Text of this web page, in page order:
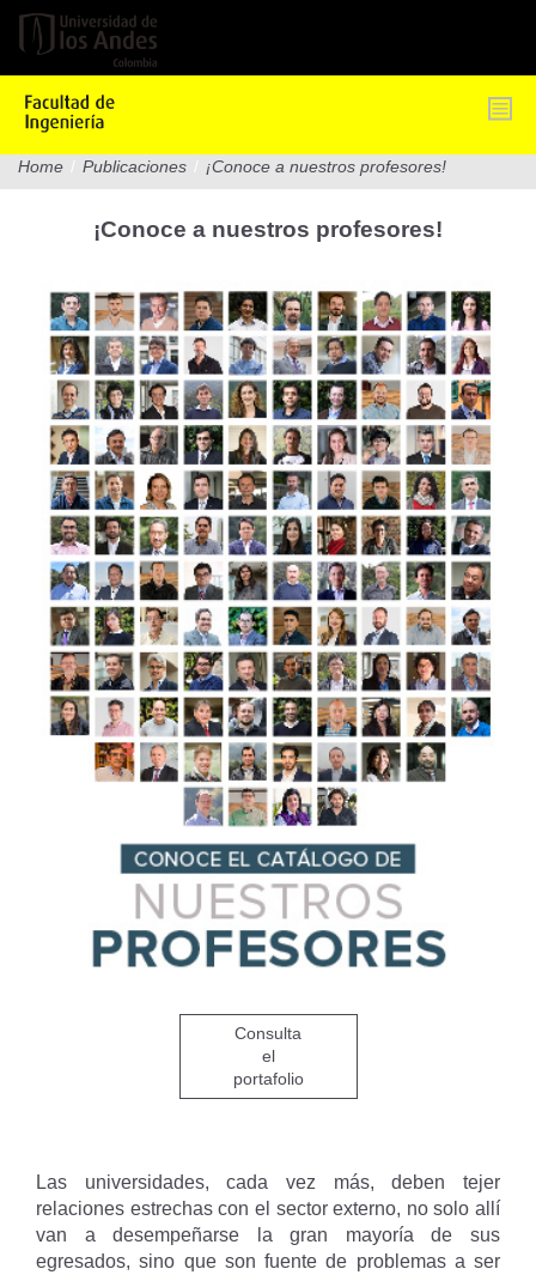
Pasar
contenido
Home / Publicaciones / ¡Conoce a nuestros profesores!
¡Conoce a nuestros profesores!
catalogo-
profesores-
publicaciones.jpg
Consulta
el
portafolio
Las universidades, cada vez más, deben tejer
relaciones estrechas con el sector externo, no solo allí
van a desempeñarse la gran mayoría de sus
egresados, sino que son fuente de problemas a ser